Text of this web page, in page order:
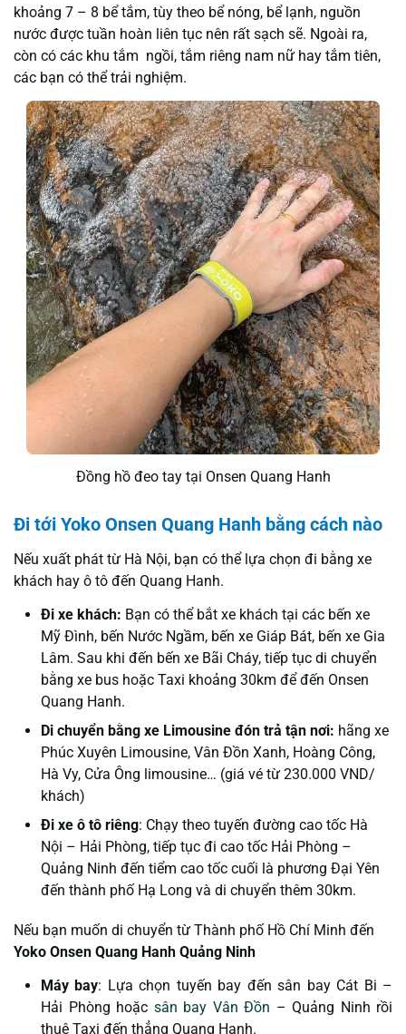
khoảng 7 – 8 bể tắm, tùy theo bể nóng, bể lạnh, nguồn
nước được tuần hoàn liên tục nên rất sạch sẽ. Ngoài ra,
còn có các khu tắm ngồi, tắm riêng nam nữ hay tắm tiên,
các bạn có thể trải nghiệm.
Đồng hồ đeo tay tại Onsen Quang Hanh
Đi tới Yoko Onsen Quang Hanh bằng cách nào
Nếu xuất phát từ Hà Nội, bạn có thể lựa chọn đi bằng xe
khách hay ô tô đến Quang Hanh.
Đi xe khách: Bạn có thể bắt xe khách tại các bến xe
Mỹ Đình, bến Nước Ngầm, bến xe Giáp Bát, bến xe Gia
Lâm. Sau khi đến bến xe Bãi Cháy, tiếp tục di chuyển
bằng xe bus hoặc Taxi khoảng 30km để đến Onsen
Quang Hanh.
Di chuyển bằng xe Limousine đón trả tận nơi: hãng xe
Phúc Xuyên Limousine, Vân Đồn Xanh, Hoàng Công,
Hà Vy, Cửa Ông limousine… (giá vé từ 230.000 VND/
khách)
Đi xe ô tô riêng: Chạy theo tuyến đường cao tốc Hà
Nội – Hải Phòng, tiếp tục đi cao tốc Hải Phòng –
Quảng Ninh đến tiểm cao tốc cuối là phương Đại Yên
đến thành phố Hạ Long và di chuyển thêm 30km.
Nếu bạn muốn di chuyển từ Thành phố Hồ Chí Minh đến
Yoko Onsen Quang Hanh Quảng Ninh
Máy bay: Lựa chọn tuyến bay đến sân bay Cát Bi –
Hải Phòng hoặc sân bay Vân Đồn – Quảng Ninh rồi
thuê Taxi đến thẳng Quang Hanh.